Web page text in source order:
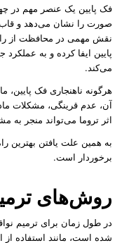
فک پایین یک عنصر مهم در
صورت را نشان می‌دهد و قاب
نقش مهمی در محافظت از
پایین ایفا کرده و به
می‌کند.
هرگونه ناهنجاری فک پایین،
آن، عدم قرینگی، مشکلات
اثر تروما می‌تواند منجر به
به همین علت یافتن بهترین
برخوردار است.
روش‌های
در طول زمان برای ترمیم
شده است، مانند استفاده از